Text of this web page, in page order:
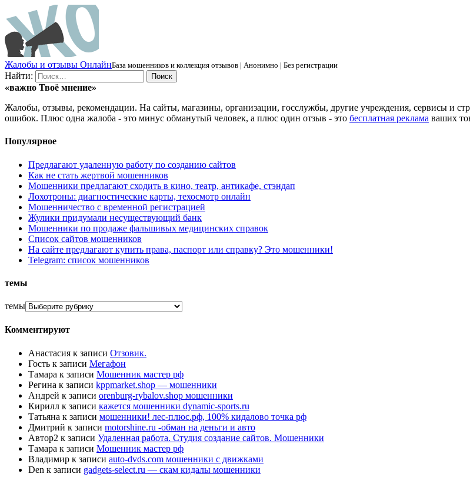
Жалобы и отзывы ОнлайнБаза мошенников и коллекция отзывов | Анонимно | Без регистрации
Найти:
«важно Твоё мнение»
Жалобы, отзывы, рекомендации. На сайты, магазины, организации, госслужбы, другие учреждения, сервисы и
ошибок. Плюс одна жалоба - это минус обманутый человек, а плюс один отзыв - это бесплатная реклама ваших
Популярное
Предлагают удаленную работу по созданию сайтов
Как не стать жертвой мошенников
Мошенники предлагают сходить в кино, театр, антикафе, стэндап
Лохотроны: диагностические карты, техосмотр онлайн
Мошенничество с временной регистрацией
Жулики придумали несуществующий банк
Мошенники по продаже фальшивых медицинских справок
Список сайтов мошенников
На сайте предлагают купить права, паспорт или справку? Это мошенники!
Telegram: список мошенников
темы
темы
Комментируют
Анастасия к записи Отзовик.
Гость к записи Мегафон
Тамара к записи Мошенник мастер рф
Регина к записи kppmarket.shop — мошенники
Андрей к записи orenburg-rybalov.shop мошенники
Кирилл к записи кажется мошенники dynamic-sports.ru
Татьяна к записи мошенники! лес-плюс.рф, 100% кидалово точка рф
Дмитрий к записи motorshine.ru -обман на деньги и авто
Автор2 к записи Удаленная работа. Студия создание сайтов. Мошенники
Тамара к записи Мошенник мастер рф
Владимир к записи auto-dvds.com мошенники с движками
Den к записи gadgets-select.ru — скам кидалы мошенники